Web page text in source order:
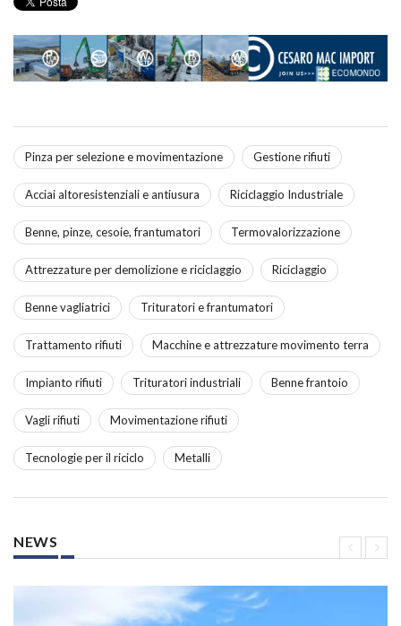
Pinza per selezione e movimentazione Gestione rifiuti
Acciai altoresistenziali e antiusura Riciclaggio Industriale
Benne, pinze, cesoie, frantumatori Termovalorizzazione
Attrezzature per demolizione e riciclaggio Riciclaggio
Benne vagliatrici Trituratori e frantumatori
Trattamento rifiuti Macchine e attrezzature movimento terra
Impianto rifiuti Trituratori industriali Benne frantoio
Vagli rifiuti Movimentazione rifiuti
Tecnologie per il riciclo Metalli
NEWS